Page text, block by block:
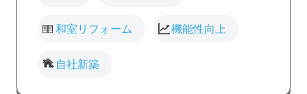
和室リフォーム 機能性向上
自社新築